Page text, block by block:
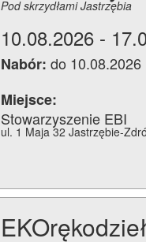
Pod skrzydłami Jastrzębia
10.08.2026 -
Nabór: do 10.08.2026
Miejsce:
Stowarzyszenie EBI
ul. 1 Maja 32 Jastrzębie-